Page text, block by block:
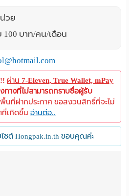
วย
100 บาท/คน/เดือน
ผ่าน7-Eleven, True Wallet, mPay
ทางที่ไม่สามารถทราบชื่อผู้รับ
นที่ฝากประกาศ ขอสงวนสิทธิ์ที่จะไม่
ที่เกิดขึ้นอ่านต่อ..
ซต์ Hongpak.in.th ขอบคุณค่ะ